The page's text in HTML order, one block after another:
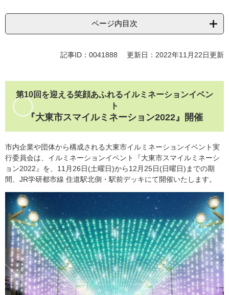
ページ内目次
記事ID：0041888 更新日：2022年11月22日更新
第10回を迎える笑顔あふれるイルミネーションイベン
ト
『大東市スマイルミネーション2022』開催
市内企業や団体から構成される大東市イルミネーションイベント実
行委員会は、イルミネーションイベント『大東市スマイルミネーシ
ョン2022』を、11月26日(土曜日)から12月25日(日曜日)までの期
間、JR学研都市線 住道駅北側・駅前デッキにて開催いたします。